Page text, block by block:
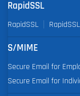
RapidSSL
RapidSSL
S/MIME
Secure Email for
Secure Email for